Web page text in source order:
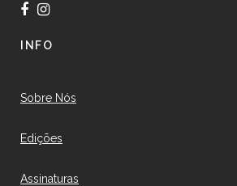
INFO
Sobre Nós
Edições
Assinaturas